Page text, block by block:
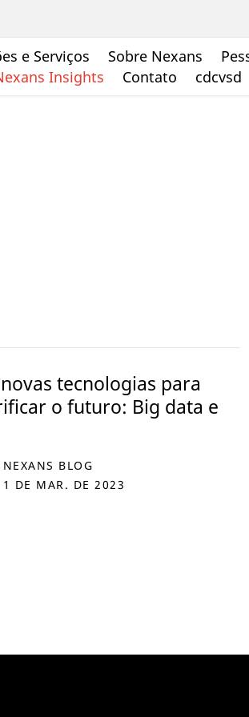
e Serviços Sobre Nexans
Insights Contato cdcvsd
tecnologias para
o futuro: Big data e
NEXANS BLOG
1 DE MAR. DE 2023